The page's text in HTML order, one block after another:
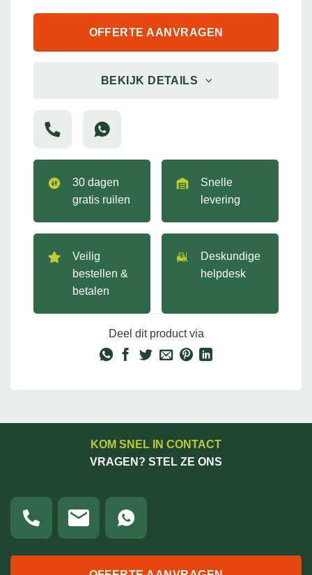
OFFERTE AANVRAGEN
BEKIJK DETAILS
30 dagen
gratis ruilen
Snelle
levering
Veilig
bestellen &
betalen
Deskundige
helpdesk
Deel dit product via
KOM SNEL IN CONTACT
VRAGEN? STEL ZE ONS